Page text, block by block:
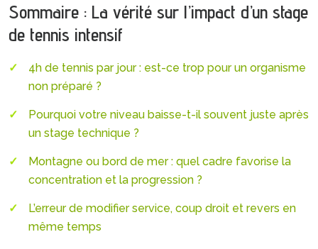
Sommaire : La vérité sur l’impact d’un stage
de tennis intensif
4h de tennis par jour : est-ce trop pour un organisme
non préparé ?
Pourquoi votre niveau baisse-t-il souvent juste après
un stage technique ?
Montagne ou bord de mer : quel cadre favorise la
concentration et la progression ?
L’erreur de modifier service, coup droit et revers en
même temps